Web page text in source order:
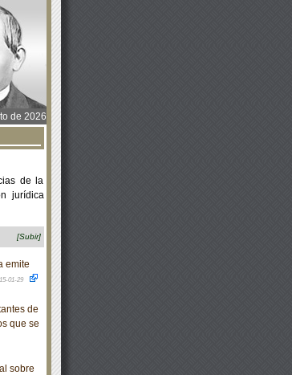
de 2026
de la
jurídica
[Subir]
emite
01-29
de
que se
sobre